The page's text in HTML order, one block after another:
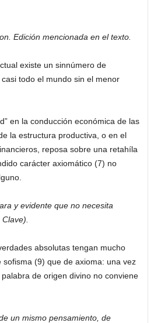
Edición mencionada en el texto.
existe un sinnúmero de
todo el mundo sin el menor
en la conducción económica de las
la estructura productiva, o en el
reposa sobre una retahíla
carácter axiomático (7) no
y evidente que no necesita
absolutas tengan mucho
(9) que de axioma: una vez
de origen divino no conviene
un mismo pensamiento, de